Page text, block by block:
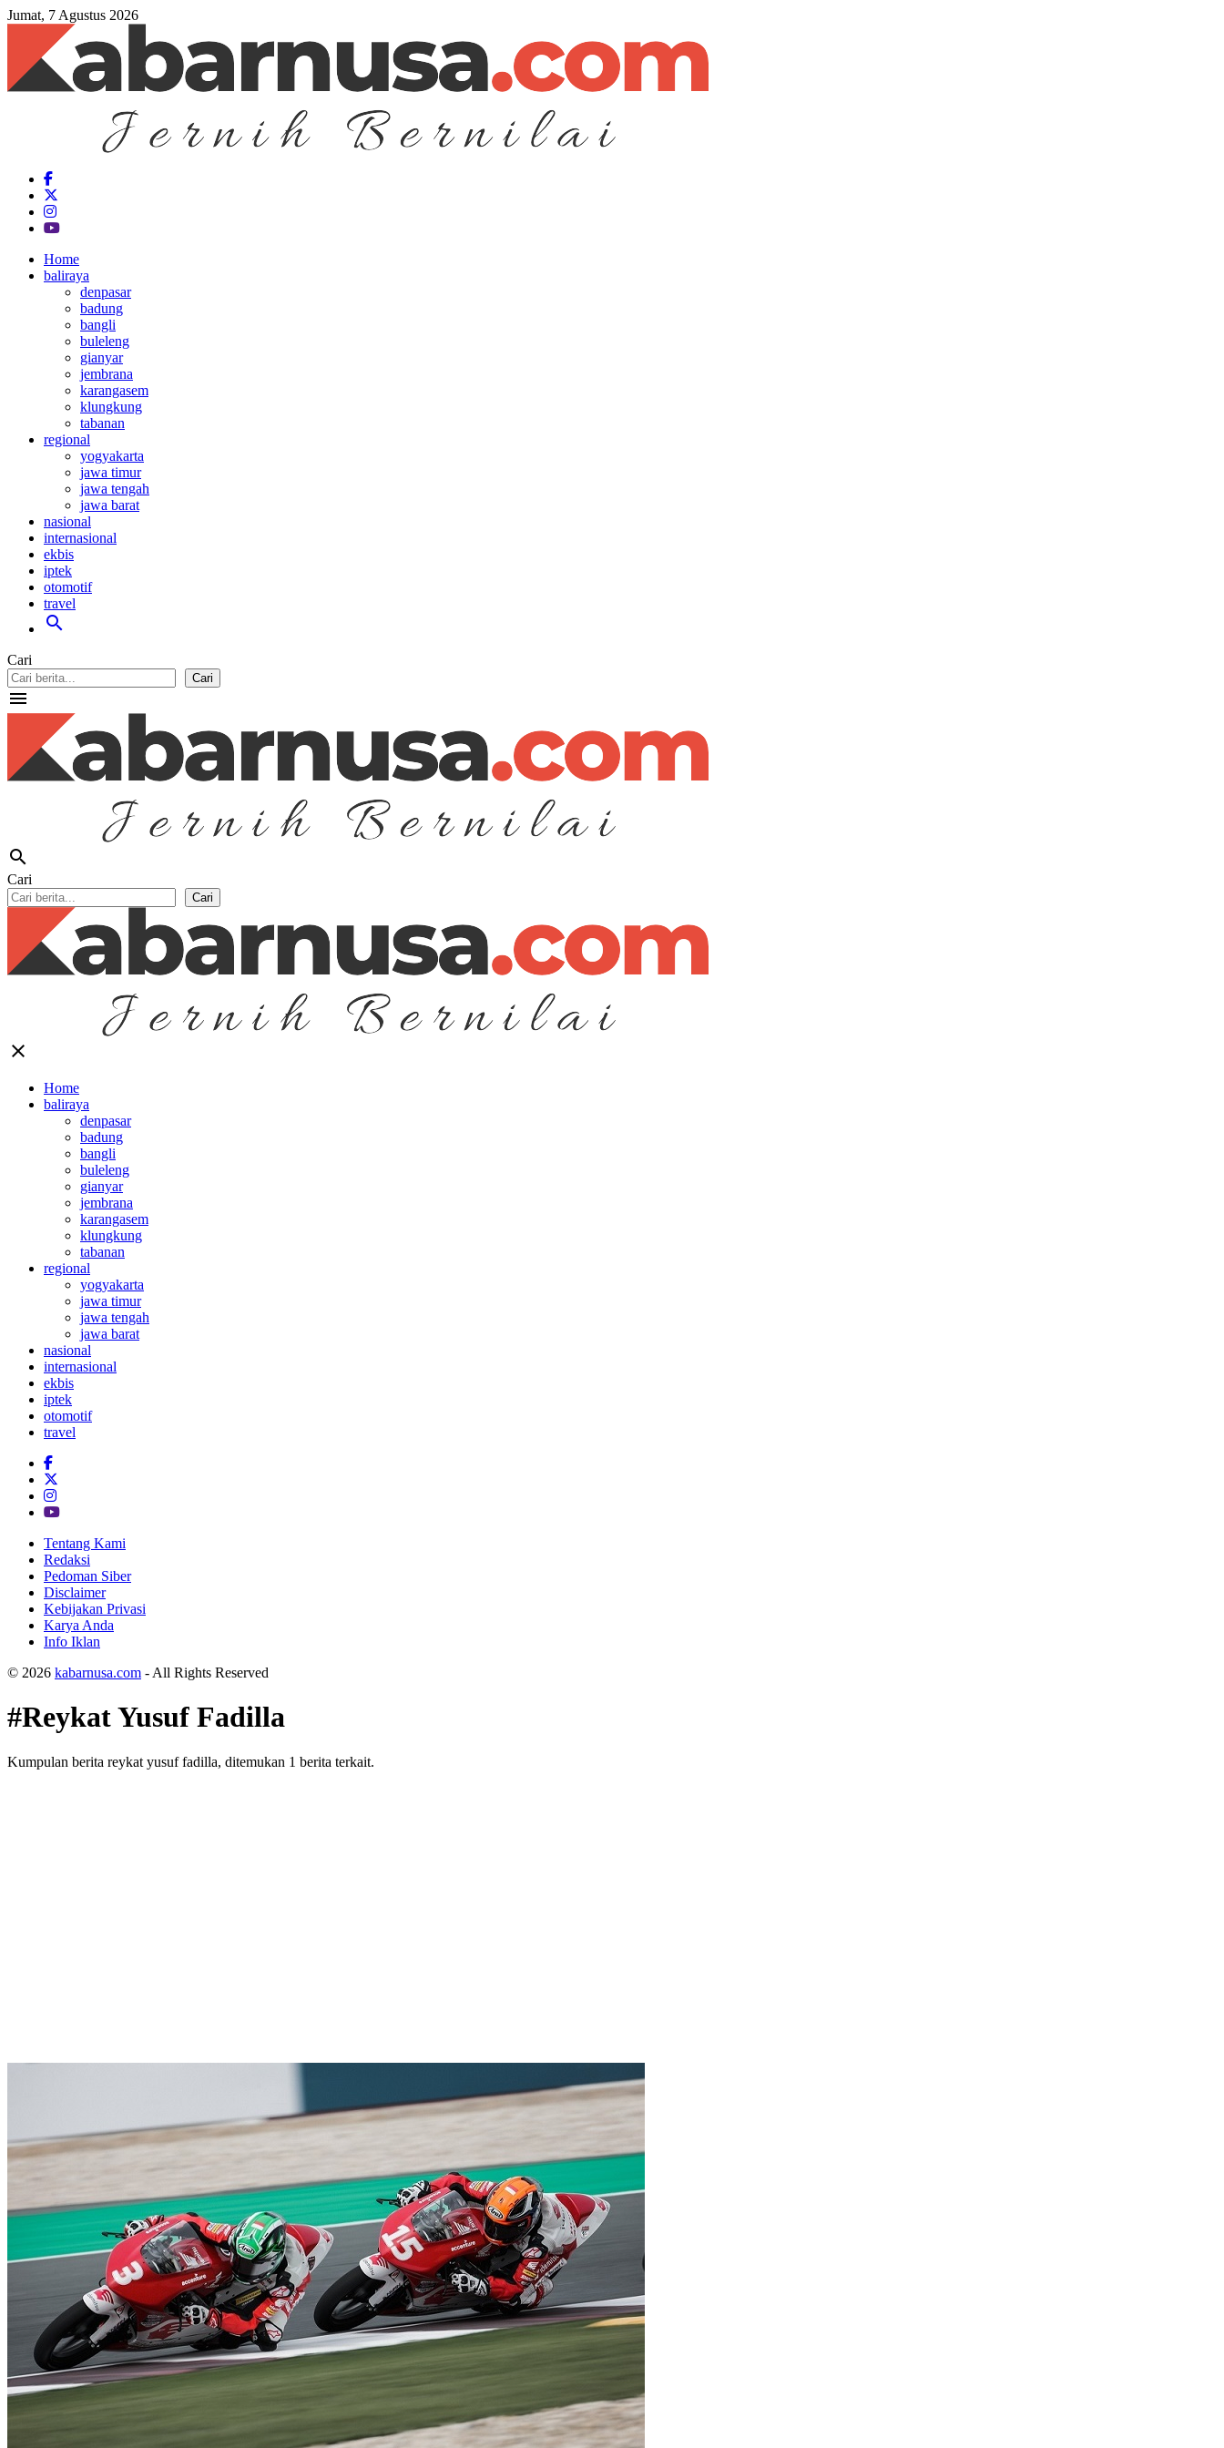
Jumat, 7 Agustus 2026
Home
baliraya
denpasar
badung
bangli
buleleng
gianyar
jembrana
karangasem
klungkung
tabanan
regional
yogyakarta
jawa timur
jawa tengah
jawa barat
nasional
internasional
ekbis
iptek
otomotif
travel
search
Cari
Cari
menu
search
Cari
Cari
close
Home
baliraya
denpasar
badung
bangli
buleleng
gianyar
jembrana
karangasem
klungkung
tabanan
regional
yogyakarta
jawa timur
jawa tengah
jawa barat
nasional
internasional
ekbis
iptek
otomotif
travel
Tentang Kami
Redaksi
Pedoman Siber
Disclaimer
Kebijakan Privasi
Karya Anda
Info Iklan
© 2026 kabarnusa.com - All Rights Reserved
#Reykat Yusuf Fadilla
Kumpulan berita reykat yusuf fadilla, ditemukan 1 berita terkait.